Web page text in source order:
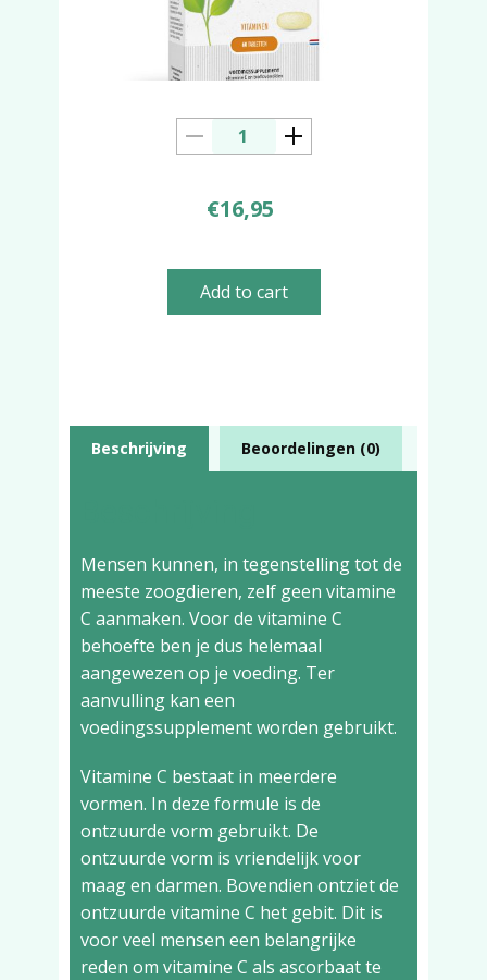
€16,95
Add to cart
Beschrijving Beoordelingen (0)
Mensen kunnen, in tegenstelling tot de
meeste zoogdieren, zelf geen vitamine
C aanmaken. Voor de vitamine C
behoefte ben je dus helemaal
aangewezen op je voeding. Ter
aanvulling kan een
voedingssupplement worden gebruikt.
Vitamine C bestaat in meerdere
vormen. In deze formule is de
ontzuurde vorm gebruikt. De
ontzuurde vorm is vriendelijk voor
maag en darmen. Bovendien ontziet de
ontzuurde vitamine C het gebit. Dit is
voor veel mensen een belangrijke
reden om vitamine C als ascorbaat te